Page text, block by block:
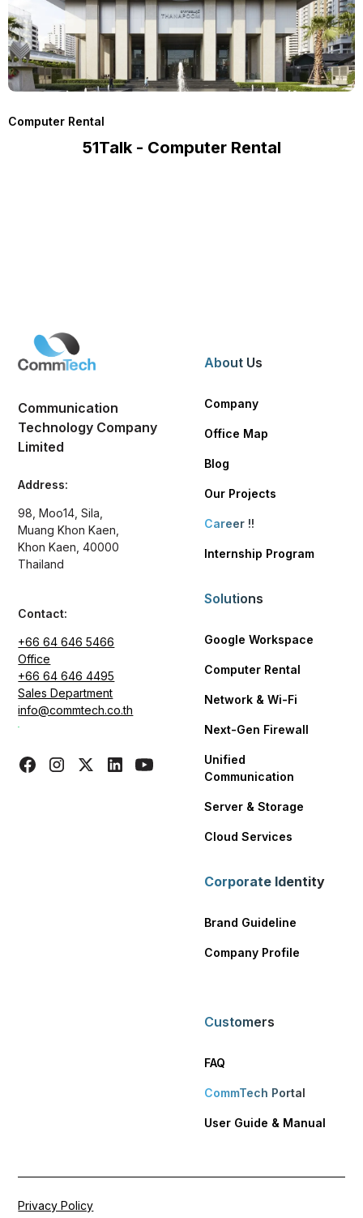
Computer Rental
51Talk - Computer Rental
Communication
Technology Company
Limited
Address:
98, Moo14, Sila,
Muang Khon Kaen,
Khon Kaen, 40000
Thailand
Contact:
+66 64 646 5466
Office
+66 64 646 4495
Sales Department
info@commtech.co.th
About Us
Company
Office Map
Blog
Our Projects
Career !!
Internship Program
Solutions
Google Workspace
Computer Rental
Network & Wi-Fi
Next-Gen Firewall
Unified
Communication
Server & Storage
Cloud Services
Corporate Identity
Brand Guideline
Company Profile
Customers
FAQ
CommTech Portal
User Guide & Manual
Privacy Policy